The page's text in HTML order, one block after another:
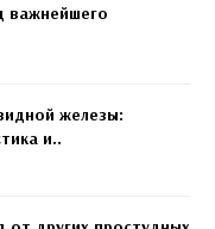
важнейшего
железы:
и..